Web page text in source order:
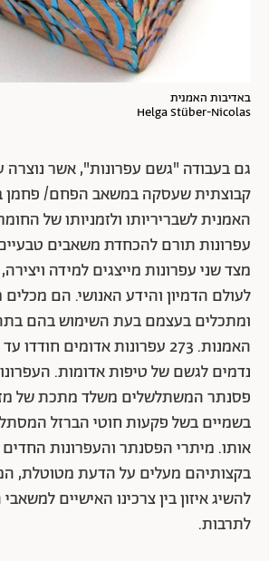
באדיבות האמנית
Helga Stüber-Nicolas
גם בעבודה "גשם עפרונות", אשר נוצרה
קבוצתית שעסקה במשאב הפחם/ פחמן
האמנית לשבריריותו ולזמניותו של
עפרונות תורם להכחדת משאבים
מצד שני עפרונות מייצגים למידה
לעולם הדמיון והידע האנושי. הם
ומתכלים בעצמם בעת השימוש בהם
האמנות. 273 עפרונות אדומים
נדמים לגשם של טיפות אדומות.
פסנתר המשתלשלים משלד מתכת של
בשמיים בשל פקעות חוטי הברזל
אותו. מיתרי הפסנתר והעפרונות החדים
בקצותיהם מעלים על הדעת מטוטלת,
להשיג איזון בין צרכינו האישיים
לתרבות.